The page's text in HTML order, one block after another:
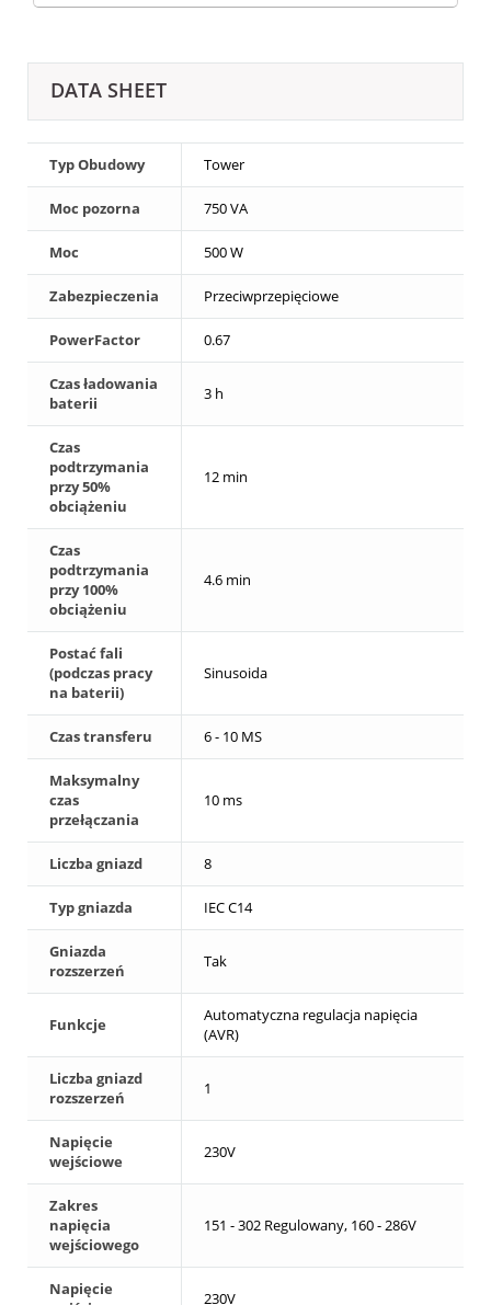
DATA SHEET
Typ Obudowy Tower
Moc pozorna 750 VA
Moc 500 W
Zabezpieczenia Przeciwprzepięciowe
PowerFactor 0.67
Czas ładowania
baterii
3 h
Czas
podtrzymania
przy 50%
obciążeniu
12 min
Czas
podtrzymania
przy 100%
obciążeniu
4.6 min
Postać fali
(podczas pracy
na baterii)
Sinusoida
Czas transferu 6 - 10 MS
Maksymalny
czas
przełączania
10 ms
Liczba gniazd 8
Typ gniazda IEC C14
Gniazda
rozszerzeń
Tak
Funkcje
Automatyczna regulacja napięcia
(AVR)
Liczba gniazd
rozszerzeń
1
Napięcie
wejściowe
230V
Zakres
napięcia
wejściowego
151 - 302 Regulowany, 160 - 286V
Napięcie
230V